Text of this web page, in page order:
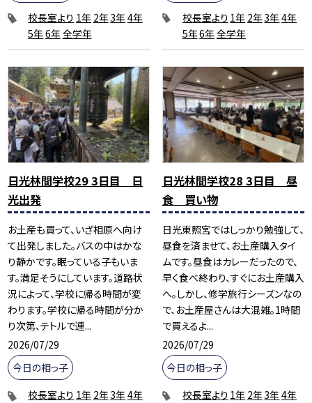
校長室より 1年 2年3年4年
5年6年全学年
校長室より 1年 2年3年4年
5年6年全学年
日光林間学校29 3日目 日
光出発
お土産も買って、いざ相原へ向け
て出発しました。バスの中はかな
り静かです。眠っている子もいま
す。満足そうにしています。道路状
況によって、学校に帰る時間が変
わります。学校に帰る時間が分か
り次第、テトルで連...
2026/07/29
今日の相っ子
校長室より 1年 2年3年4年
日光林間学校28 3日目 昼
食 買い物
日光東照宮ではしっかり勉強して、
昼食を済ませて、お土産購入タイ
ムです。昼食はカレーだったので、
早く食べ終わり、すぐにお土産購入
へ。しかし、修学旅行シーズンなの
で、お土産屋さんは大混雑。1時間
で買えるよ...
2026/07/29
今日の相っ子
校長室より 1年 2年3年4年